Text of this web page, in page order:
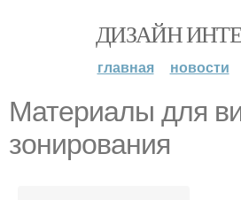
ДИЗАЙН
главная новости
Материалы для
зонирования